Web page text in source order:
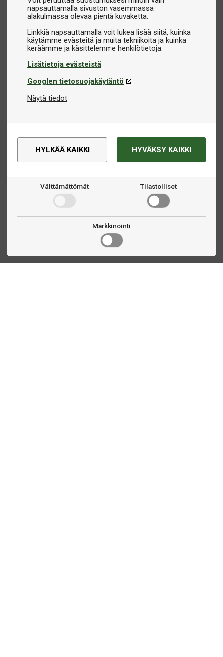
napsauttamalla sivuston vasemmassa
alakulmassa olevaa pientä kuvaketta.
Linkkiä napsauttamalla voit lukea lisää siitä, kuinka
käytämme evästeitä ja muita tekniikoita ja kuinka
Lisätietoja evästeistä
Googlen tietosuojakäytäntö
Näytä tiedot
HYLKÄÄ KAIKKI HYVÄKSY KAIKKI
Välttämättömät Tilastolliset
Markkinointi